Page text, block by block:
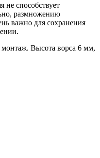
не способствует
размножению
важно для сохранения
монтаж. Высота ворса 6 мм,